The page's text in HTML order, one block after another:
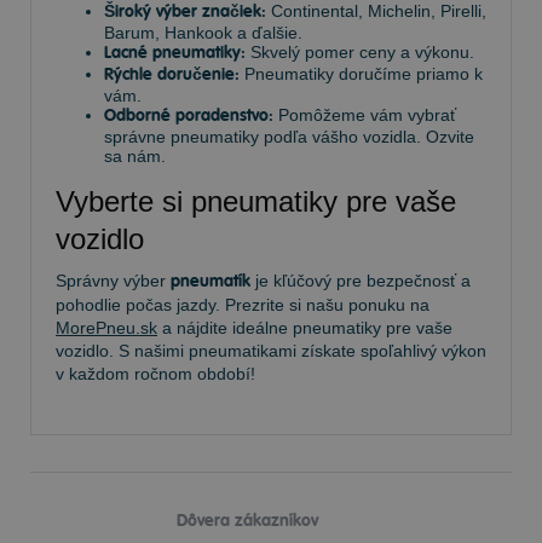
Široký výber značiek: Continental, Michelin, Pirelli,
Barum, Hankook a ďalšie.
Lacné pneumatiky: Skvelý pomer ceny a výkonu.
Rýchle doručenie: Pneumatiky doručíme priamo k
vám.
Odborné poradenstvo: Pomôžeme vám vybrať
správne pneumatiky podľa vášho vozidla. Ozvite
sa nám.
Vyberte si pneumatiky pre vaše
vozidlo
Správny výber pneumatík je kľúčový pre bezpečnosť a
pohodlie počas jazdy. Prezrite si našu ponuku na
MorePneu.sk a nájdite ideálne pneumatiky pre vaše
vozidlo. S našimi pneumatikami získate spoľahlivý výkon
v každom ročnom období!
Dôvera zákazníkov